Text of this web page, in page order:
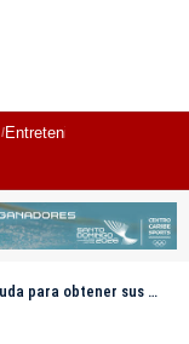
Entretenimiento
y los de sus tres hijos